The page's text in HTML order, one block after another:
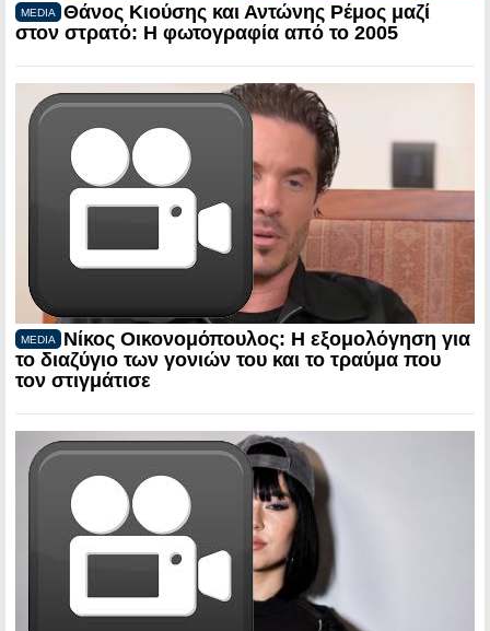
MEDIA
Θάνος Κιούσης και Αντώνης Ρέμος μαζί
στον στρατό: Η φωτογραφία από το 2005
MEDIA
Νίκος Οικονομόπουλος: Η εξομολόγηση για
το διαζύγιο των γονιών του και το τραύμα που
τον στιγμάτισε